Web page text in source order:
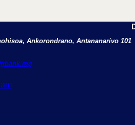
Ankorondrano, Antananarivo 101